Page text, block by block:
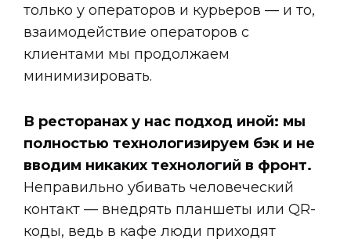
только у операторов и курьеров — и то,
взаимодействие операторов с
клиентами мы продолжаем
минимизировать.
В ресторанах у нас подход иной: мы
полностью технологизируем бэк и не
вводим никаких технологий в фронт.
Неправильно убивать человеческий
контакт — внедрять планшеты или QR-
коды, ведь в кафе люди приходят